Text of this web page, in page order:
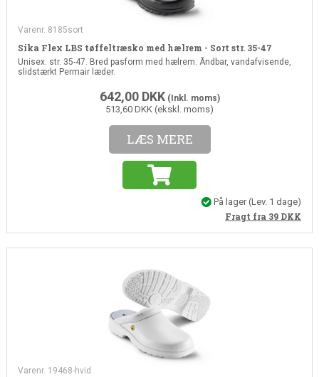
Varenr. 8185sort
Sika Flex LBS tøffeltræsko med hælrem - Sort str. 35-47
Unisex. str. 35-47. Bred pasform med hælrem. Åndbar, vandafvisende,
slidstærkt Permair læder.
642,00 DKK(Inkl. moms)
513,60 DKK (ekskl. moms)
LÆS MERE
På lager(Lev. 1 dage)
Fragt fra 39 DKK
Varenr. 19468-hvid